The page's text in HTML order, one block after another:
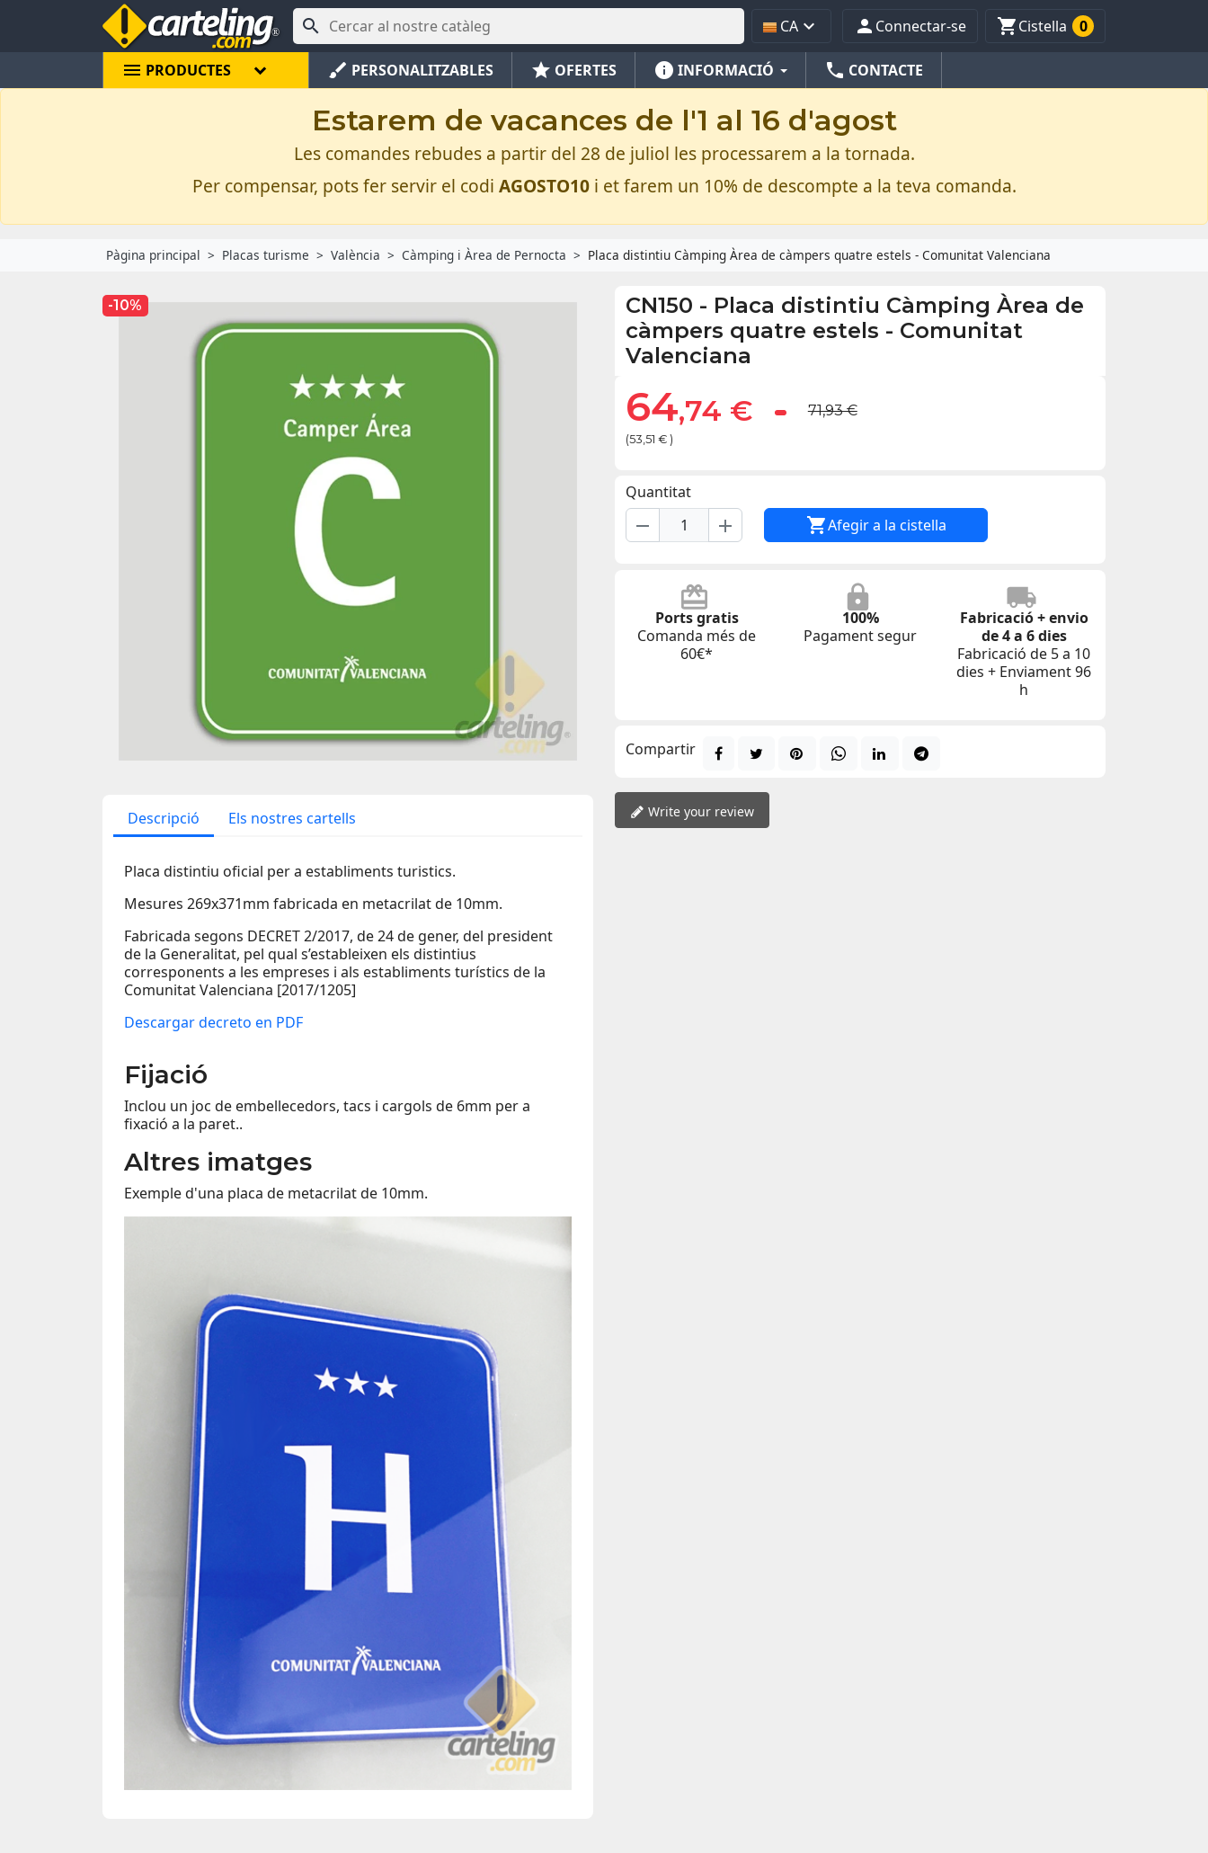
 CA  Connectar-se Cistella 0
menu PRODUCTES brush PERSONALITZABLES star OFERTES info INFORMACIÓ phone CONTACTE
Estarem de vacances de l'1 al 16 d'agost
Les comandes rebudes a partir del 28 de juliol les processarem a la tornada.
Per compensar, pots fer servir el codi AGOSTO10i et farem un 10% de descompte a la teva comanda.
Pàgina principal Placas turisme València Càmping i Àrea de Pernocta Placa distintiu Càmping Àrea de càmpers quatre estels - Comunitat Valenciana
-10%
Descripció Els nostres cartells
Placa distintiu oficial per a establiments turistics.
Mesures 269x371mm fabricada en metacrilat de 10mm.
Fabricada segons DECRET 2/2017, de 24 de gener, del president
de la Generalitat, pel qual s’estableixen els distintius
corresponents a les empreses i als establiments turístics de la
Comunitat Valenciana [2017/1205]
Descargar decreto en PDF
Fijació
Inclou un joc de embellecedors, tacs i cargols de 6mm per a
fixació a la paret..
Altres imatges
Exemple d'una placa de metacrilat de 10mm.
CN150 - Placa distintiu Càmping Àrea de
càmpers quatre estels - Comunitat
Valenciana
64,74 €
(53,51 € )
71,93 €
Quantitat
remove add Afegir a la cistella
Ports gratis
Comanda més de
60€*
100%
Pagament segur
Fabricació + envio
de 4 a 6 dies
Fabricació de 5 a 10
dies + Enviament 96
h
Compartir
Write your review